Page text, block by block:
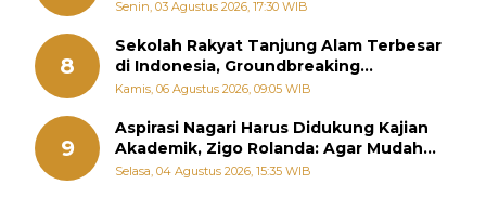
Perintahkan OPD Siaga
Senin, 03 Agustus 2026, 17:30 WIB
8
Sekolah Rakyat Tanjung Alam Terbesar
di Indonesia, Groundbreaking
September
Kamis, 06 Agustus 2026, 09:05 WIB
9
Aspirasi Nagari Harus Didukung Kajian
Akademik, Zigo Rolanda: Agar Mudah
Diperjuangkan di Kementerian
Selasa, 04 Agustus 2026, 15:35 WIB